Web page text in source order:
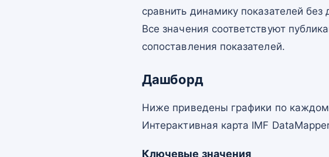
сравнить динамику показателей
Все значения соответствуют
сопоставления показателей.
Дашборд
Ниже приведены графики по
Интерактивная карта IMF
Ключевые значения